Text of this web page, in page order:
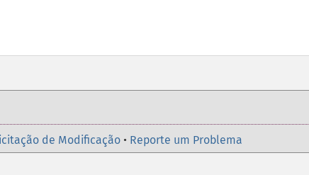
de Modificação • Reporte um Problema